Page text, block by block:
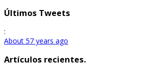
Últimos Tweets
:
About 57 years ago
Artículos recientes.